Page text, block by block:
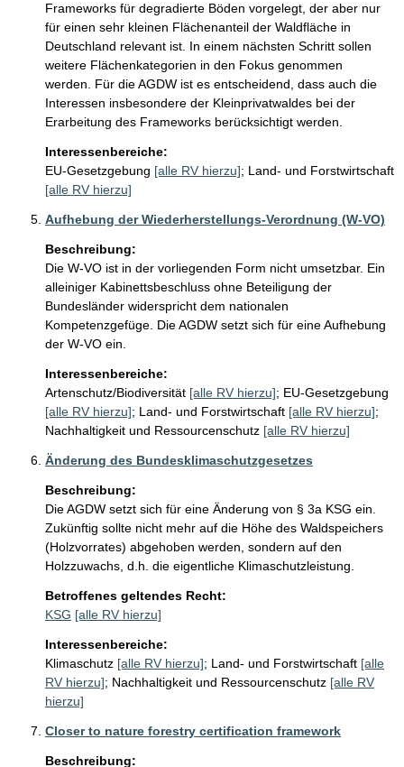
Frameworks für degradierte Böden vorgelegt, der aber nur
für einen sehr kleinen Flächenanteil der Waldfläche in
Deutschland relevant ist. In einem nächsten Schritt sollen
weitere Flächenkategorien in den Fokus genommen
werden. Für die AGDW ist es entscheidend, dass auch die
Interessen insbesondere der Kleinprivatwaldes bei der
Erarbeitung des Frameworks berücksichtigt werden.
Interessenbereiche:
EU-Gesetzgebung [alle RV hierzu]; Land- und Forstwirtschaft
[alle RV hierzu]
Aufhebung der Wiederherstellungs-Verordnung (W-VO)
Beschreibung:
Die W-VO ist in der vorliegenden Form nicht umsetzbar. Ein
alleiniger Kabinettsbeschluss ohne Beteiligung der
Bundesländer widerspricht dem nationalen
Kompetenzgefüge. Die AGDW setzt sich für eine Aufhebung
der W-VO ein.
Interessenbereiche:
Artenschutz/Biodiversität [alle RV hierzu]; EU-Gesetzgebung
[alle RV hierzu]; Land- und Forstwirtschaft [alle RV hierzu];
Nachhaltigkeit und Ressourcenschutz [alle RV hierzu]
Änderung des Bundesklimaschutzgesetzes
Beschreibung:
Die AGDW setzt sich für eine Änderung von § 3a KSG ein.
Zukünftig sollte nicht mehr auf die Höhe des Waldspeichers
(Holzvorrates) abgehoben werden, sondern auf den
Holzzuwachs, d.h. die eigentliche Klimaschutzleistung.
Betroffenes geltendes Recht:
KSG [alle RV hierzu]
Interessenbereiche:
Klimaschutz [alle RV hierzu]; Land- und Forstwirtschaft [alle
RV hierzu]; Nachhaltigkeit und Ressourcenschutz [alle RV
hierzu]
Closer to nature forestry certification framework
Beschreibung: